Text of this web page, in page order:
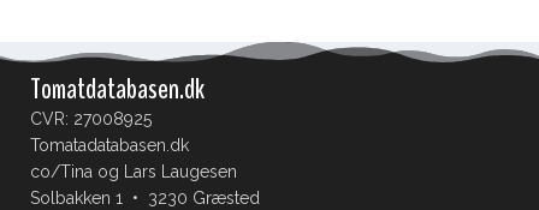
Tomatdatabasen.dk
CVR: 27008925
Tomatadatabasen.dk
co/Tina og Lars Laugesen
Solbakken 1 • 3230 Græsted